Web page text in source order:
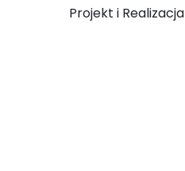
Projekt i Realizacja